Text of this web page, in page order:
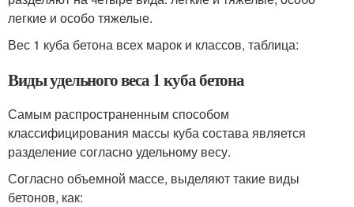
легкие и особо тяжелые.
Вес 1 куба бетона всех марок и классов, таблица:
Виды удельного веса 1 куба бетона
Самым распространенным способом
классифицирования массы куба состава является
разделение согласно удельному весу.
Согласно объемной массе, выделяют такие виды
бетонов, как: